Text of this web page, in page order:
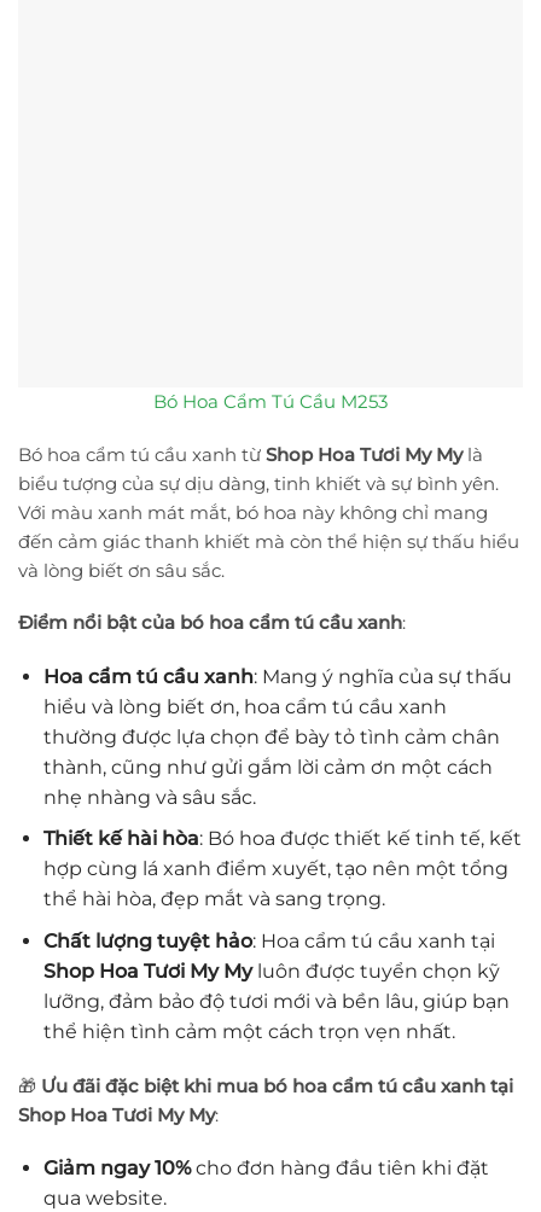
Bó Hoa Cẩm Tú Cầu M253
Bó hoa cẩm tú cầu xanh từ Shop Hoa Tươi My Mylà
biểu tượng của sự dịu dàng, tinh khiết và sự bình yên.
Với màu xanh mát mắt, bó hoa này không chỉ mang
đến cảm giác thanh khiết mà còn thể hiện sự thấu hiểu
và lòng biết ơn sâu sắc.
Điểm nổi bật của bó hoa cẩm tú cầu xanh:
Hoa cẩm tú cầu xanh: Mang ý nghĩa của sự thấu
hiểu và lòng biết ơn, hoa cẩm tú cầu xanh
thường được lựa chọn để bày tỏ tình cảm chân
thành, cũng như gửi gắm lời cảm ơn một cách
nhẹ nhàng và sâu sắc.
Thiết kế hài hòa: Bó hoa được thiết kế tinh tế, kết
hợp cùng lá xanh điểm xuyết, tạo nên một tổng
thể hài hòa, đẹp mắt và sang trọng.
Chất lượng tuyệt hảo: Hoa cẩm tú cầu xanh tại
Shop Hoa Tươi My Myluôn được tuyển chọn kỹ
lưỡng, đảm bảo độ tươi mới và bền lâu, giúp bạn
thể hiện tình cảm một cách trọn vẹn nhất.
🎁 Ưu đãi đặc biệt khi mua bó hoa cẩm tú cầu xanh tại
Shop Hoa Tươi My My:
Giảm ngay 10%cho đơn hàng đầu tiên khi đặt
qua website.